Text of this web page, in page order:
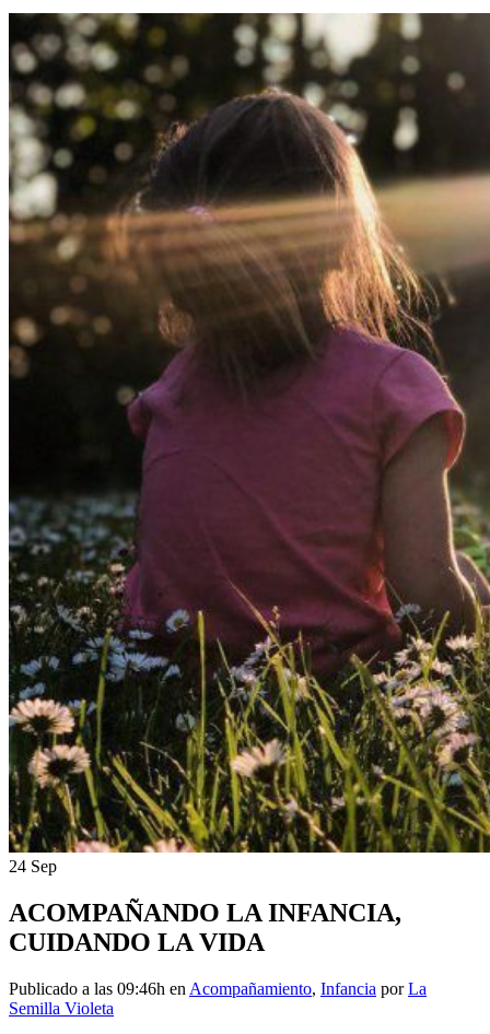
24 Sep
ACOMPAÑANDO LA INFANCIA,
CUIDANDO LA VIDA
Publicado a las 09:46h en Acompañamiento, Infancia porLa
Semilla Violeta